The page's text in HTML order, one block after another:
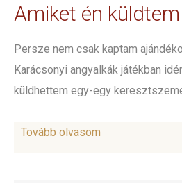
Amiket én küldtem
Persze nem csak kaptam
Karácsonyi angyalkák játékban
küldhettem egy-egy
Tovább olvasom